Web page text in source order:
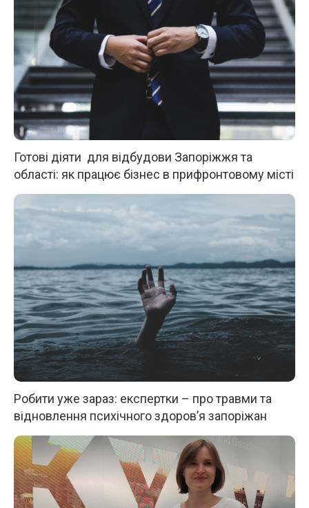
Готові діяти для відбудови Запоріжжя та
області: як працює бізнес в прифронтовому місті
Робити уже зараз: експертки – про травми та
відновлення психічного здоров’я запоріжан